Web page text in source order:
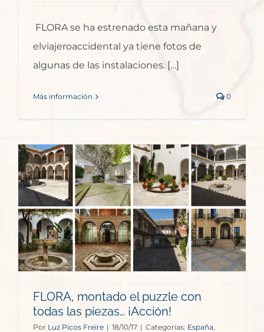
FLORA se ha estrenado esta mañana y
elviajeroaccidental ya tiene fotos de
algunas de las instalaciones. […]
Más información 0
FLORA, montado el puzzle con
todas las piezas… ¡Acción!
Por Luz Picos Freire | 18/10/17 | Categorías: España,